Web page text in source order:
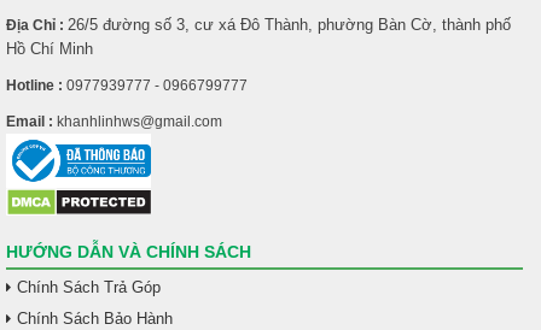
Địa Chỉ : 26/5 đường số 3, cư xá Đô Thành, phường Bàn Cờ, thành phố
Hồ Chí Minh
Hotline : 0977939777 - 0966799777
Email : khanhlinhws@gmail.com
HƯỚNG DẪN VÀ CHÍNH SÁCH
Chính Sách Trả Góp
Chính Sách Bảo Hành